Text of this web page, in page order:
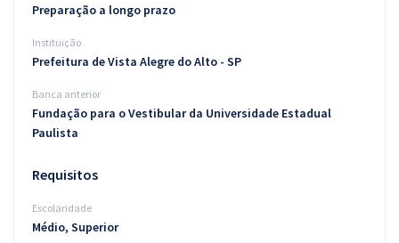
Conteúdo gratuito
Blog
Atendimento
Preparação a longo prazo
Instituição
Prefeitura de Vista Alegre do Alto - SP
Banca anterior
Fundação para o Vestibular da Universidade Estadual
Paulista
Requisitos
Escolaridade
Médio, Superior